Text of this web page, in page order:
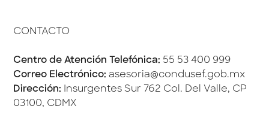
CONTACTO
Centro de Atención Telefónica: 55 53 400 999
Correo Electrónico: asesoria@condusef.gob.mx
Dirección: Insurgentes Sur 762 Col. Del Valle, CP
03100, CDMX